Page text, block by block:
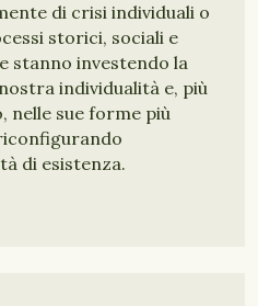
di crisi individuali o
storici, sociali e
stanno investendo la
individualità e, più
nelle sue forme più
di esistenza.